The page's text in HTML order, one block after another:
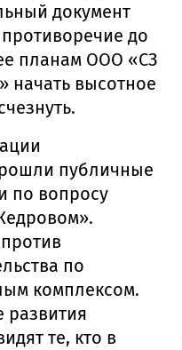
документ
до
планам ООО «СЗ
начать высотное
публичные
по вопросу
по
комплексом.
развития
те, кто в